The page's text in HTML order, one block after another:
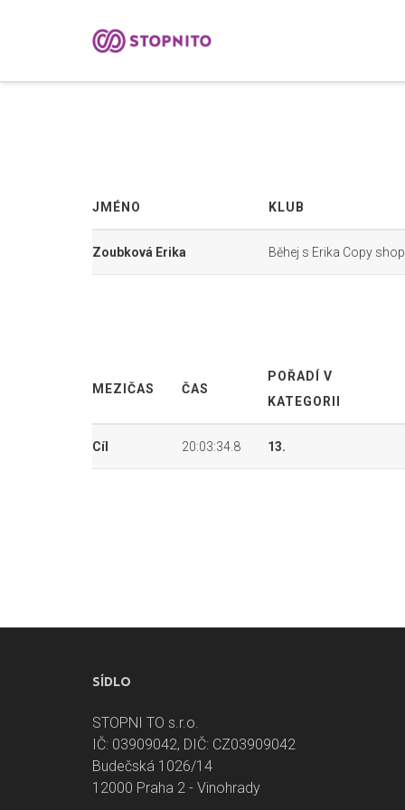
JMÉNO KLUB
Zoubková Erika Běhej s Erika Copy shop
MEZIČAS ČAS
POŘADÍ V
KATEGORII
Cíl 20:03:34.8 13.
SÍDLO
STOPNI TO s.r.o.
IČ: 03909042, DIČ: CZ03909042
Budečská 1026/14
12000 Praha 2 - Vinohrady